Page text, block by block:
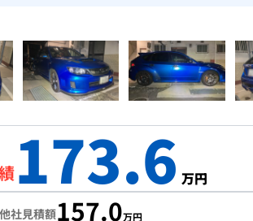
173.6 万円
他社見積額157.0万円